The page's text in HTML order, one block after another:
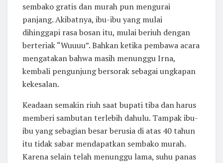
sembako gratis dan murah pun mengurai
panjang. Akibatnya, ibu-ibu yang mulai
dihinggapi rasa bosan itu, mulai beriuh dengan
berteriak “Wuuuu”. Bahkan ketika pembawa acara
mengatakan bahwa masih menunggu Irna,
kembali pengunjung bersorak sebagai ungkapan
kekesalan.
Keadaan semakin riuh saat bupati tiba dan harus
memberi sambutan terlebih dahulu. Tampak ibu-
ibu yang sebagian besar berusia di atas 40 tahun
itu tidak sabar mendapatkan sembako murah.
Karena selain telah menunggu lama, suhu panas